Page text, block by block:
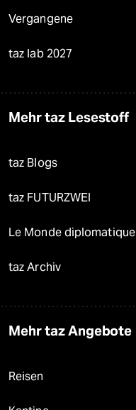
Vergangene
taz lab 2027
Mehr taz Lesestoff
taz Blogs
taz FUTURZWEI
Le Monde diplomatique
taz Archiv
Mehr taz Angebote
Reisen